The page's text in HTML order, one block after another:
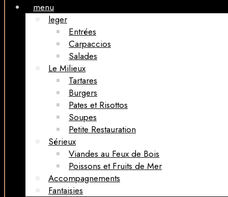
menu
leger
Entrées
Carpaccios
Salades
Le Milieux
Tartares
Burgers
Pates et Risottos
Soupes
Petite Restauration
Sérieux
Viandes au Feux de Bois
Poissons et Fruits de Mer
Accompagnements
Fantaisies